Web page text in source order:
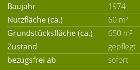
Baujahr
1974
Nutzfläche (ca.)
60 m²
Grundstücksfläche (ca.)
650 m²
Zustand
gepflegt
bezugsfrei ab
sofort